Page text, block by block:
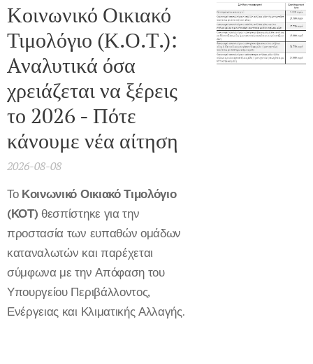
Κοινωνικό Οικιακό
Τιμολόγιο (Κ.Ο.Τ.):
Aναλυτικά όσα
χρειάζεται να ξέρεις
το 2026 - Πότε
κάνουμε νέα αίτηση
2026-08-08
Το Κοινωνικό Οικιακό Τιμολόγιο
(ΚΟΤ) θεσπίστηκε για την
προστασία των ευπαθών ομάδων
καταναλωτών και παρέχεται
σύμφωνα με την Απόφαση του
Υπουργείου Περιβάλλοντος,
Ενέργειας και Κλιματικής Αλλαγής.